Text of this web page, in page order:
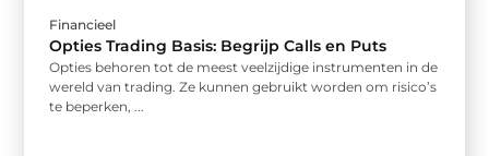
Financieel
Opties Trading Basis: Begrijp Calls en Puts
Opties behoren tot de meest veelzijdige instrumenten in de
wereld van trading. Ze kunnen gebruikt worden om risico’s
te beperken, ...